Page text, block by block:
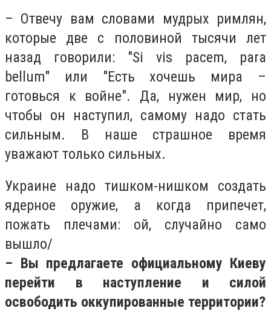
– Отвечу вам словами мудрых римлян,
которые две с половиной тысячи лет
назад говорили: "Si vis pacem, para
bellum" или "Есть хочешь мира –
готовься к войне". Да, нужен мир, но
чтобы он наступил, самому надо стать
сильным. В наше страшное время
уважают только сильных.
Украине надо тишком-нишком создать
ядерное оружие, а когда припечет,
пожать плечами: ой, случайно само
вышло/
– Вы предлагаете официальному Киеву
перейти в наступление и силой
освободить оккупированные территории?